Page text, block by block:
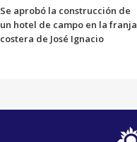
Se aprobó la construcción de
un hotel de campo en la franja
costera de José Ignacio